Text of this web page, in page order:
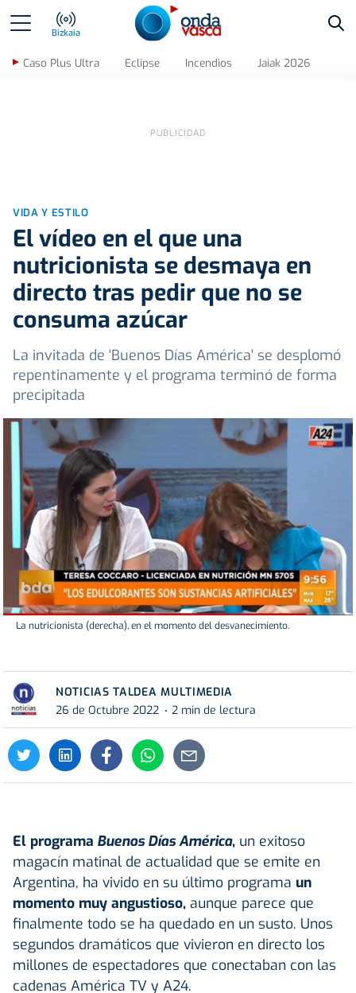
Bizkaia
Caso Plus Ultra Eclipse Incendios Jaiak 2026
VIDA Y ESTILO
El vídeo en el que una
nutricionista se desmaya en
directo tras pedir que no se
consuma azúcar
La invitada de 'Buenos Días América' se desplomó
repentinamente y el programa terminó de forma
precipitada
La nutricionista (derecha), en el momento del desvanecimiento.
NOTICIAS TALDEA MULTIMEDIA
26 de Octubre 2022
2 min de lectura
El programa Buenos Días América, un exitoso
magacín matinal de actualidad que se emite en
Argentina, ha vivido en su último programa un
momento muy angustioso, aunque parece que
finalmente todo se ha quedado en un susto. Unos
segundos dramáticos que vivieron en directo los
millones de espectadores que conectaban con las
cadenas América TV y A24.